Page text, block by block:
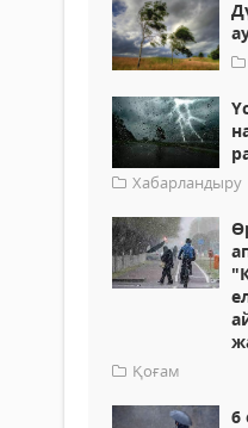
Хабарландыру
Қоғам
6